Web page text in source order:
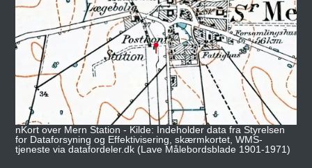
nKort over Mern Station - Kilde: Indeholder data fra Styrelsen
for Dataforsyning og Effektivisering, skærmkortet, WMS-
tjeneste via datafordeler.dk (Lave Målebordsblade 1901-1971)